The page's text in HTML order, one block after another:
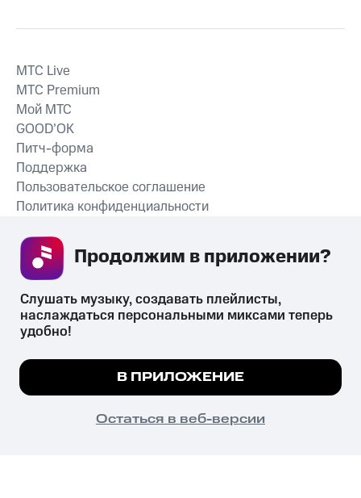
СКАЧАТЬ ПРИЛОЖЕНИЕ
MTС Live
MTС Premium
Мой МТС
GOOD’OK
Питч-форма
Поддержка
Пользовательское соглашение
Политика конфиденциальности
психотропных веществ, их аналогов причиняет вред здоровью,
их незаконный оборот запрещён и влечёт установленную
законодательством ответственность.
© 2026 ООО «КИОН».
Все права защищены
Мы используем куки, чтобы на сайте все
Подробнее
ПОНЯТНО
Слушать музыку, создавать плейлисты,
наслаждаться персональными миксами теперь
удобно!
В ПРИЛОЖЕНИЕ
Остаться в веб-версии